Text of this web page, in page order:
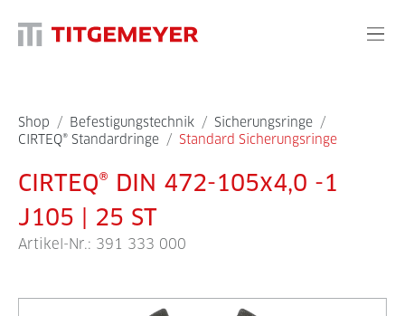
Shop / Befestigungstechnik / Sicherungsringe /
CIRTEQ® Standardringe / Standard Sicherungsringe
CIRTEQ® DIN 472-105x4,0 -1
J105 | 25 ST
Artikel-Nr.: 391 333 000